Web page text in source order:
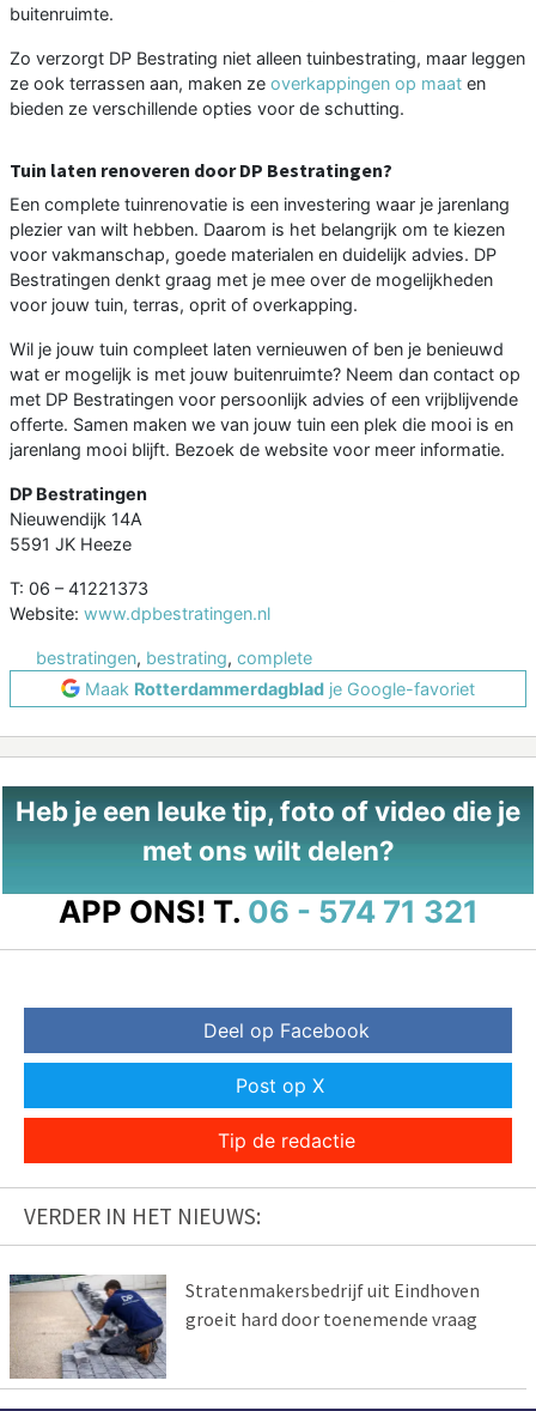
buitenruimte.
Zo verzorgt DP Bestrating niet alleen tuinbestrating, maar leggen
ze ook terrassen aan, maken ze overkappingen op maat en
bieden ze verschillende opties voor de schutting.
Tuin laten renoveren door DP Bestratingen?
Een complete tuinrenovatie is een investering waar je jarenlang
plezier van wilt hebben. Daarom is het belangrijk om te kiezen
voor vakmanschap, goede materialen en duidelijk advies. DP
Bestratingen denkt graag met je mee over de mogelijkheden
voor jouw tuin, terras, oprit of overkapping.
Wil je jouw tuin compleet laten vernieuwen of ben je benieuwd
wat er mogelijk is met jouw buitenruimte? Neem dan contact op
met DP Bestratingen voor persoonlijk advies of een vrijblijvende
offerte. Samen maken we van jouw tuin een plek die mooi is en
jarenlang mooi blijft. Bezoek de website voor meer informatie.
DP Bestratingen
Nieuwendijk 14A
5591 JK Heeze
T: 06 – 41221373
Website: www.dpbestratingen.nl
bestratingen, bestrating, complete
Maak Rotterdammerdagblad je Google-favoriet
Heb je een leuke tip, foto of video die je
met ons wilt delen?
APP ONS! T. 06 - 574 71 321
Deel op Facebook
Post op X
Tip de redactie
VERDER IN HET NIEUWS:
Stratenmakersbedrijf uit Eindhoven
groeit hard door toenemende vraag